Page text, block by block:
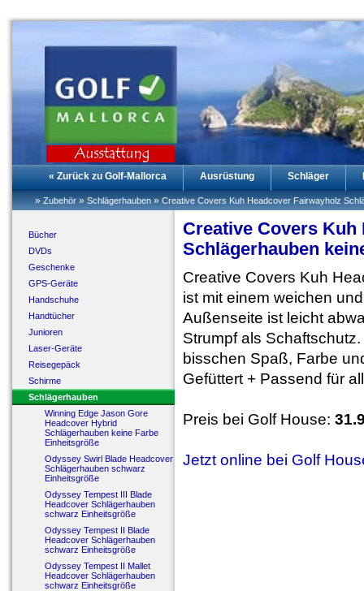
« Zurück zu Golf-Mallorca Ausrüstung Schläger
» Zubehör » Schlägerhauben » Creative Covers Kuh Headcover Fairwayholz
Bücher
DVDs
Geschenke
GPS-Geräte
Handschuhe
Handtücher
Junioren
Laser-Geräte
Reisegepäck
Schirme
Schlägerhauben
Winning Edge Jason Gore
Headcover Hybrid
Schlägerhauben keine Farbe
Einheitsgröße
Odyssey Swirl Blade Headcover
Schlägerhauben schwarz
Einheitsgröße
Odyssey Tempest III Blade
Headcover Schlägerhauben
schwarz Einheitsgröße
Odyssey Tempest II Blade
Headcover Schlägerhauben
schwarz Einheitsgröße
Odyssey Tempest II Mallet
Headcover Schlägerhauben
schwarz Einheitsgröße
Creative Covers
Schlägerhauben
Creative Covers Kuh
ist mit einem weichen
Außenseite ist leicht
Strumpf als
bisschen Spaß, Farbe
Gefüttert + Passend für
Preis bei Golf House:
Jetzt online bei Golf